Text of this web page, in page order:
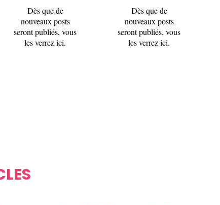
Dès que de
nouveaux posts
seront publiés, vous
les verrez ici.
Dès que de
nouveaux posts
seront publiés, vous
les verrez ici.